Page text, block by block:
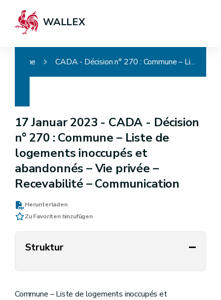
WALLEX
Home CADA - Décision n° 270 : Commune – Liste de logements inoccupés et abandonnés – Vie privée – Recevabilité – Communication
17 Januar 2023 - CADA - Décision
n° 270 : Commune – Liste de
logements inoccupés et
abandonnés – Vie privée –
Recevabilité – Communication
Herunterladen
Zu Favoriten hinzufügen
Struktur
Commune – Liste de logements inoccupés et